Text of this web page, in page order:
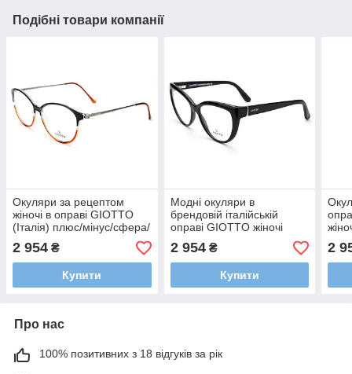
Подібні товари компанії
Окуляри за рецептом
жіночі в оправі GIOTTO
(Італія) плюс/мінус/сфера/
2 954 ₴
Купити
Модні окуляри в
брендовій італійській
оправі GIOTTO жіночі
астигматика)
2 954₴
Купити
2
Про нас
100% позитивних з 18 відгуків за рік